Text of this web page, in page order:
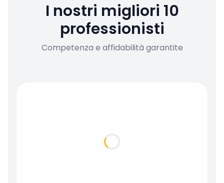
I nostri migliori 10
professionisti
Competenza e affidabilità garantite
Loading...